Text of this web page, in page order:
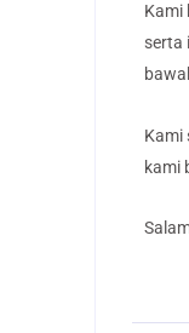
Kami
serta
Kami
kami